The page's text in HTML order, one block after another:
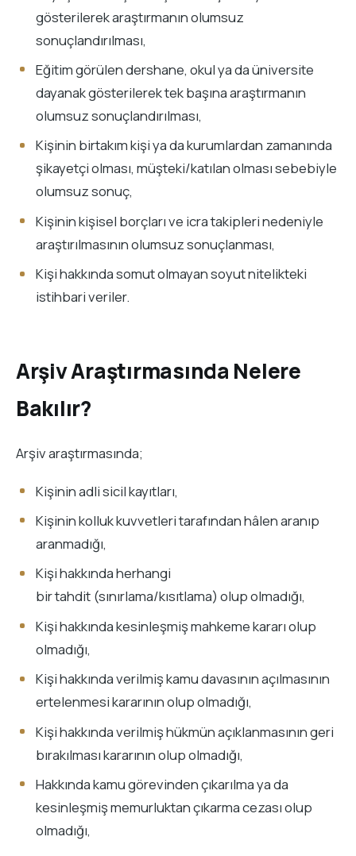
gösterilerek araştırmanın olumsuz
sonuçlandırılması,
Eğitim görülen dershane, okul ya da üniversite
dayanak gösterilerek tek başına araştırmanın
olumsuz sonuçlandırılması,
Kişinin birtakım kişi ya da kurumlardan zamanında
şikayetçi olması, müşteki/katılan olması sebebiyle
olumsuz sonuç,
Kişinin kişisel borçları ve icra takipleri nedeniyle
araştırılmasının olumsuz sonuçlanması,
Kişi hakkında somut olmayan soyut nitelikteki
istihbari veriler.
Arşiv Araştırmasında Nelere
Bakılır?
Arşiv araştırmasında;
Kişinin adli sicil kayıtları,
Kişinin kolluk kuvvetleri tarafından hâlen aranıp
aranmadığı,
Kişi hakkında herhangi
bir tahdit (sınırlama/kısıtlama) olup olmadığı,
Kişi hakkında kesinleşmiş mahkeme kararı olup
olmadığı,
Kişi hakkında verilmiş kamu davasının açılmasının
ertelenmesi kararının olup olmadığı,
Kişi hakkında verilmiş hükmün açıklanmasının geri
bırakılması kararının olup olmadığı,
Hakkında kamu görevinden çıkarılma ya da
kesinleşmiş memurluktan çıkarma cezası olup
olmadığı,